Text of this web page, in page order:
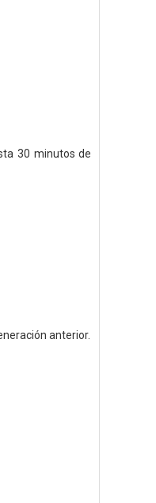
30 minutos de
anterior.